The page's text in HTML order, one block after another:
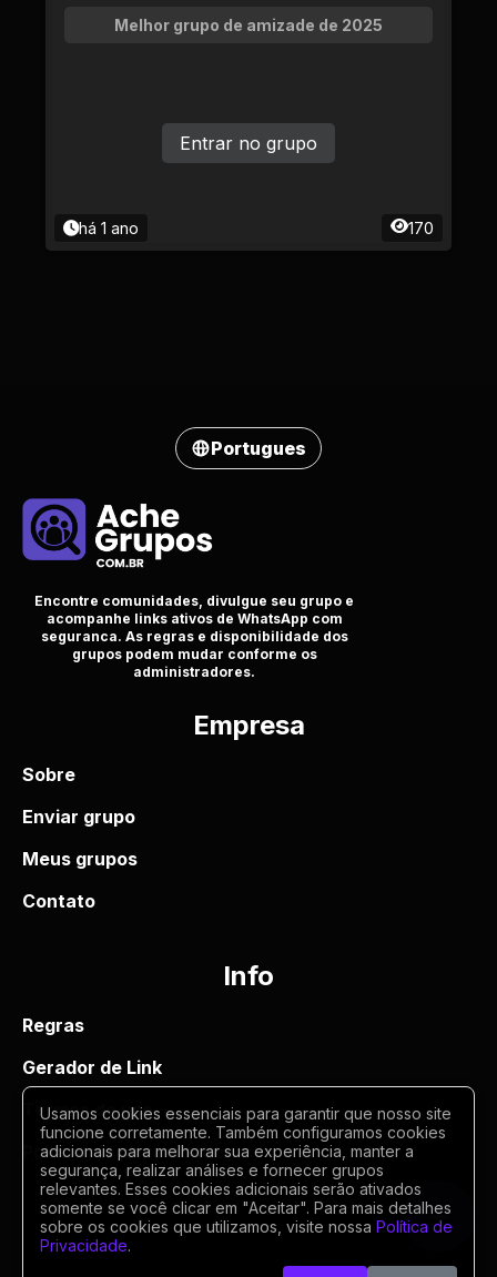
Melhor grupo de amizade de 2025
há 1 ano 170
Entrar no grupo
Portugues
Encontre comunidades, divulgue seu grupo e
acompanhe links ativos de WhatsApp com
seguranca. As regras e disponibilidade dos
grupos podem mudar conforme os
administradores.
Empresa
Sobre
Enviar grupo
Meus grupos
Contato
Info
Regras
Gerador de Link
Termos de uso
Politica de privacidade
Usamos cookies essenciais para garantir que nosso site
funcione corretamente. Também configuramos cookies
adicionais para melhorar sua experiência, manter a
segurança, realizar análises e fornecer grupos
relevantes. Esses cookies adicionais serão ativados
somente se você clicar em "Aceitar". Para mais detalhes
sobre os cookies que utilizamos, visite nossa Política de
Privacidade.